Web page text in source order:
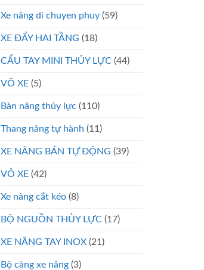
Xe nâng di chuyen phuy (59)
XE ĐẨY HAI TẦNG (18)
CẨU TAY MINI THỦY LỰC (44)
VÕ XE (5)
Bàn nâng thủy lực (110)
Thang nâng tự hành (11)
XE NÂNG BÁN TỰ ĐỘNG (39)
VỎ XE (42)
Xe nâng cắt kéo (8)
BỘ NGUỒN THỦY LỰC (17)
XE NÂNG TAY INOX (21)
Bộ càng xe nâng (3)